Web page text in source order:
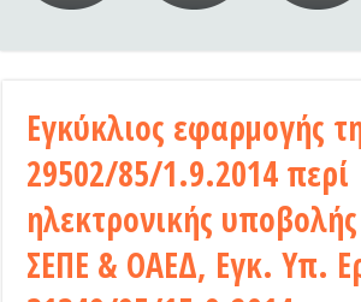
Εγκύκλιος εφαρμογής
29502/85/1.9.2014 περί
ηλεκτρονικής
ΣΕΠΕ & ΟΑΕΔ, Εγκ. Υπ.